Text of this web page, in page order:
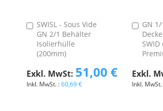
SWISL - Sous Vide
GN 2/1 Behälter
Isolierhülle
(200mm)
60,69 €
51,00 €
In
den
Warenkorb
GN
SWID
In
den